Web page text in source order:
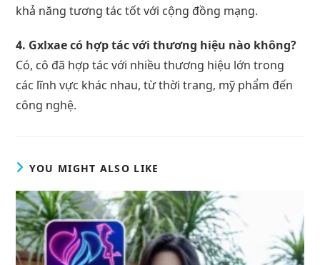
khả năng tương tác tốt với cộng đồng mạng.
4. Gxlxae có hợp tác với thương hiệu nào không?
Có, cô đã hợp tác với nhiều thương hiệu lớn trong
các lĩnh vực khác nhau, từ thời trang, mỹ phẩm đến
công nghệ.
YOU MIGHT ALSO LIKE